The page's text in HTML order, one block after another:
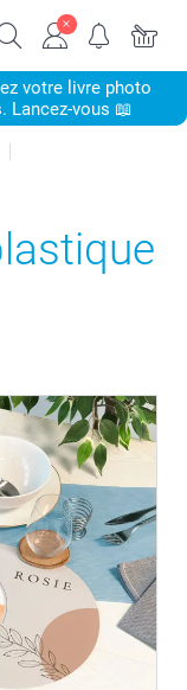
votre livre photo
Lancez-vous 📖